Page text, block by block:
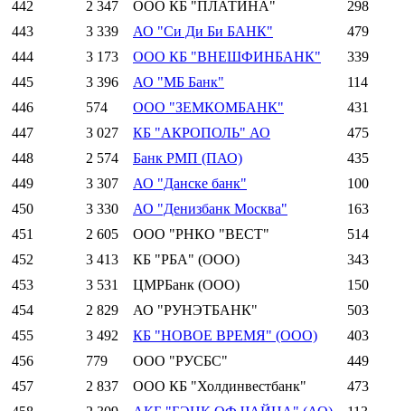
442
2 347 ООО КБ "ПЛАТИНА"
298
443
3 339 АО "Си Ди Би БАНК"
479
444
3 173 ООО КБ "ВНЕШФИНБАНК"
339
445
3 396 АО "МБ Банк"
114
446
574 ООО "ЗЕМКОМБАНК"
431
447
3 027 КБ "АКРОПОЛЬ" АО
475
448
2 574 Банк РМП (ПАО)
435
449
3 307 АО "Данске банк"
100
450
3 330 АО "Денизбанк Москва"
163
451
2 605 ООО "РНКО "ВЕСТ"
514
452
3 413 КБ "РБА" (ООО)
343
453
3 531 ЦМРБанк (ООО)
150
454
2 829 АО "РУНЭТБАНК"
503
455
3 492 КБ "НОВОЕ ВРЕМЯ" (ООО)
403
456
779 ООО "РУСБС"
449
457
2 837 ООО КБ "Холдинвестбанк"
473